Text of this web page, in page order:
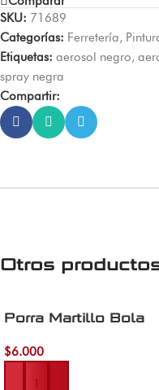
SKU: 71689
Categorías: Ferretería,
Etiquetas: aerosol negro,
spray negra
Compartir:
Otros
Porra Martillo Bola
$6.000
Añadir al carrito